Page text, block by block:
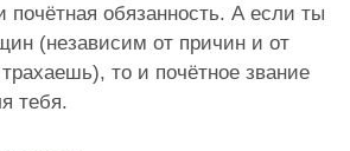
почётная обязанность. А если ты
(независим от причин и от
то и почётное звание
тебя.